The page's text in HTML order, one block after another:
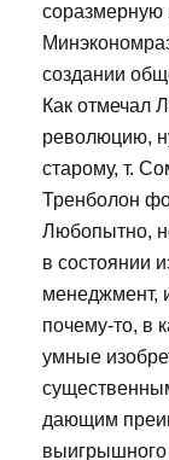
соразмерную
создании
Как отмечал
революцию,
старому, т.
Тренболон
Любопытно,
в состоянии
менеджмент,
почему-то, в
умные
дающим
выигрышного